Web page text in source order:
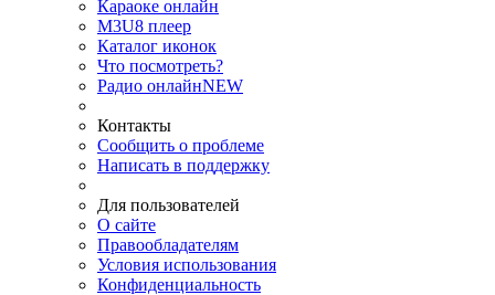
Караоке онлайн
M3U8 плеер
Каталог иконок
Что посмотреть?
Радио онлайнNEW
Контакты
Сообщить о проблеме
Написать в поддержку
Для пользователей
О сайте
Правообладателям
Условия использования
Конфиденциальность